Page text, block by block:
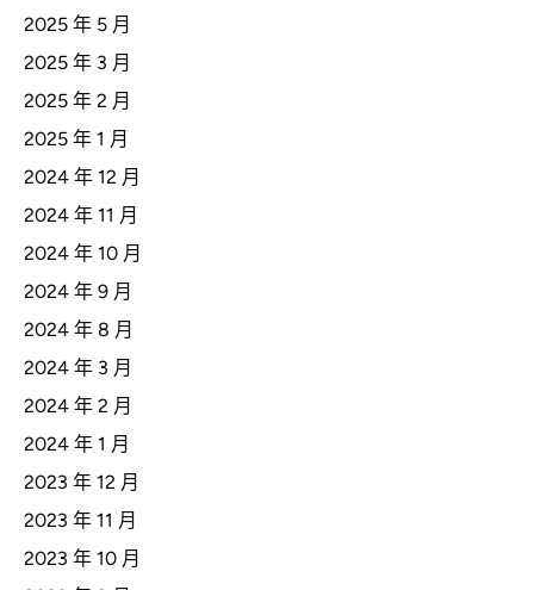
2025 年 5 月
2025 年 3 月
2025 年 2 月
2025 年 1 月
2024 年 12 月
2024 年 11 月
2024 年 10 月
2024 年 9 月
2024 年 8 月
2024 年 3 月
2024 年 2 月
2024 年 1 月
2023 年 12 月
2023 年 11 月
2023 年 10 月